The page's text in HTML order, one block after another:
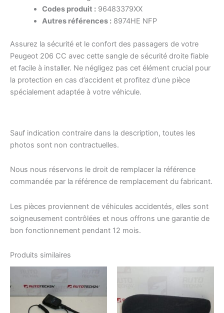
Codes produit :96483379XX
Autres références :8974HE NFP
Assurez la sécurité et le confort des passagers de votre
Peugeot 206 CC avec cette sangle de sécurité droite fiable
et facile à installer. Ne négligez pas cet élément crucial pour
la protection en cas d’accident et profitez d’une pièce
spécialement adaptée à votre véhicule.
Sauf indication contraire dans la description, toutes les
photos sont non contractuelles.
Nous nous réservons le droit de remplacer la référence
commandée par la référence de remplacement du fabricant.
Les pièces proviennent de véhicules accidentés, elles sont
soigneusement contrôlées et nous offrons une garantie de
bon fonctionnement pendant 12 mois.
Produits similaires